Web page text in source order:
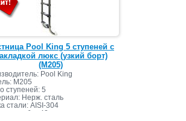
Pool King 5 ступеней с
люкс (узкий борт)
(M205)
Pool King
M205
ступеней: 5
Нерж. сталь
стали: AISI-304
трубы: 42 мм